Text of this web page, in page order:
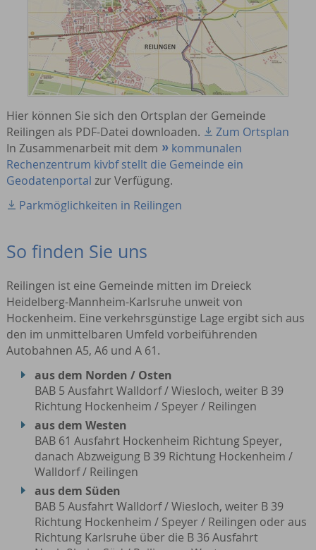
Hier können Sie sich den Ortsplan der Gemeinde
Reilingen als PDF-Datei downloaden.
Zum Ortsplan
In Zusammenarbeit mit dem
kommunalen
Rechenzentrum kivbf stellt die Gemeinde ein
Geodatenportal zur Verfügung.
Parkmöglichkeiten in Reilingen
So finden Sie uns
Reilingen ist eine Gemeinde mitten im Dreieck
Heidelberg-Mannheim-Karlsruhe unweit von
Hockenheim. Eine verkehrsgünstige Lage ergibt sich aus
den im unmittelbaren Umfeld vorbeiführenden
Autobahnen A5, A6 und A 61.
aus dem Norden / Osten
BAB 5 Ausfahrt Walldorf / Wiesloch, weiter B 39
Richtung Hockenheim / Speyer / Reilingen
aus dem Westen
BAB 61 Ausfahrt Hockenheim Richtung Speyer,
danach Abzweigung B 39 Richtung Hockenheim /
Walldorf / Reilingen
aus dem Süden
BAB 5 Ausfahrt Walldorf / Wiesloch, weiter B 39
Richtung Hockenheim / Speyer / Reilingen oder aus
Richtung Karlsruhe über die B 36 Ausfahrt